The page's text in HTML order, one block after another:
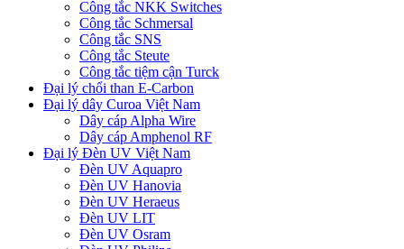
Công tắc NKK Switches
Công tắc Schmersal
Công tắc SNS
Công tắc Steute
Công tắc tiệm cận Turck
Đại lý chổi than E-Carbon
Đại lý dây Curoa Việt Nam
Dây cáp Alpha Wire
Dây cáp Amphenol RF
Đại lý Đèn UV Việt Nam
Đèn UV Aquapro
Đèn UV Hanovia
Đèn UV Heraeus
Đèn UV LIT
Đèn UV Osram